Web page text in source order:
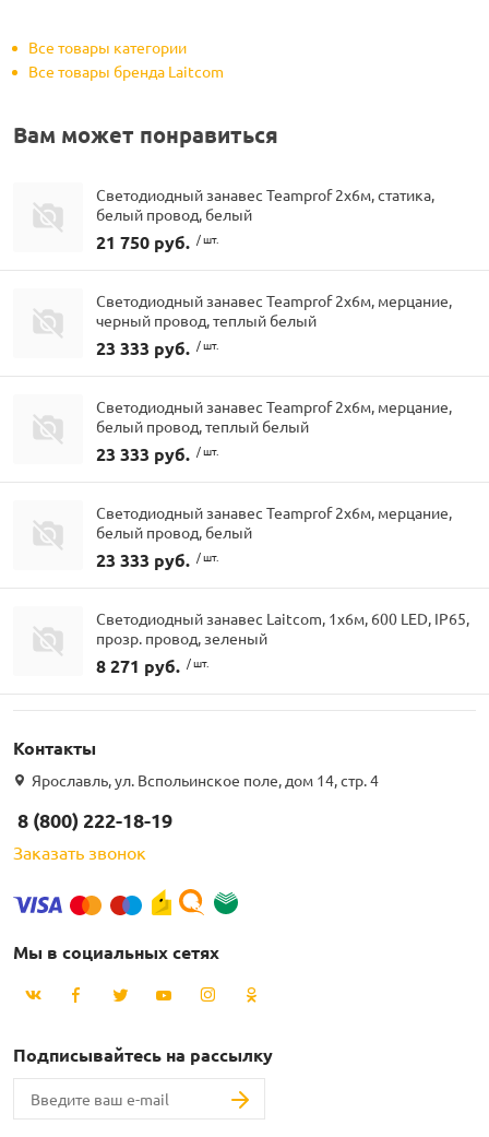
Все товары категории
Все товары бренда Laitcom
Вам может понравиться
Светодиодный занавес Teamprof 2х6м, статика,
белый провод, белый
21 750 руб. / шт.
Светодиодный занавес Teamprof 2х6м, мерцание,
черный провод, теплый белый
23 333 руб. / шт.
Светодиодный занавес Teamprof 2х6м, мерцание,
белый провод, теплый белый
23 333 руб. / шт.
Светодиодный занавес Teamprof 2х6м, мерцание,
белый провод, белый
23 333 руб. / шт.
Светодиодный занавес Laitcom, 1x6м, 600 LED, IP65,
прозр. провод, зеленый
8 271 руб. / шт.
Контакты
Ярославль, ул. Вспольинское поле, дом 14, стр. 4
8 (800) 222-18-19
Заказать звонок
Мы в социальных сетях
Подписывайтесь на рассылку